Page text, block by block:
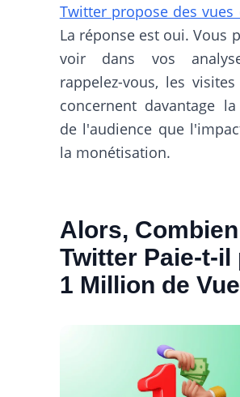
Twitter propose des
La réponse est oui. Vous
voir dans vos
rappelez-vous, les
concernent davantage
de l'audience que
la monétisation.
Alors, Combien
Twitter Paie-t-il
1 Million de